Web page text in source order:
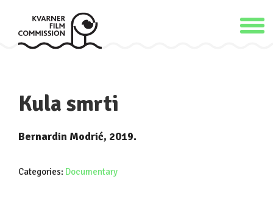
Kula smrti
Bernardin Modrić, 2019.
Categories: Documentary